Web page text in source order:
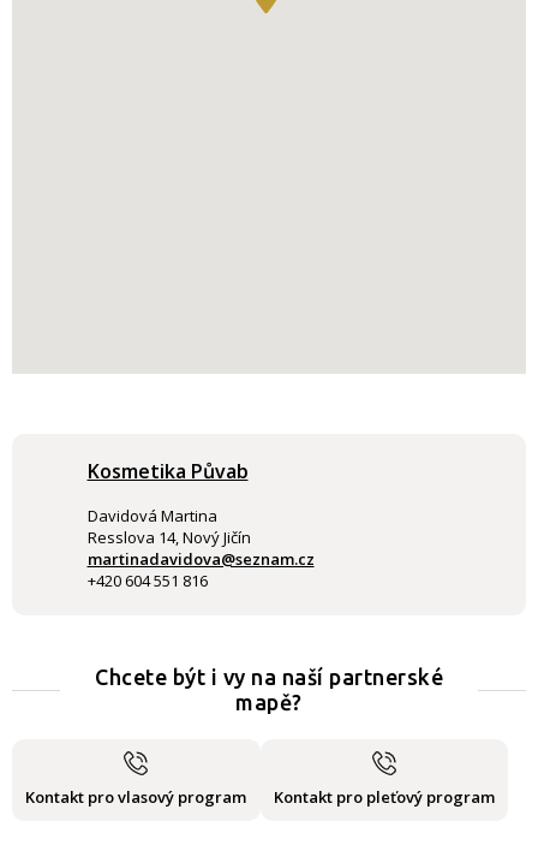
Kosmetika Půvab
Davidová Martina
Resslova 14, Nový Jičín
martinadavidova@seznam.cz
+420 604 551 816
Chcete být i vy na naší partnerské
mapě?
Kontakt pro vlasový program Kontakt pro pleťový program